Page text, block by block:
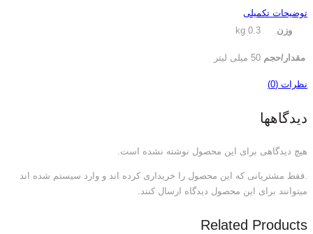
توضیحات تکمیلی
وزن
0.3 kg
مقدار/حجم 50 میلی لیتر
نظرات (0)
دیدگاهها
هیچ دیدگاهی برای این محصول نوشته نشده است.
.فقط مشتریانی که این محصول را خریداری کرده اند و وارد سیستم شده اند
میتوانند برای این محصول دیدگاه ارسال کنند.
Related Products